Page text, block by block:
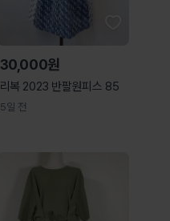
30,000원
리복 2023 반팔원피스 85
5일 전